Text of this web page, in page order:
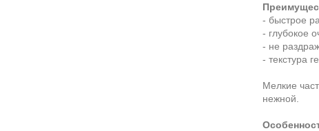
- быстрое
- глубокое
- не
- текстура
Мелкие
нежной.